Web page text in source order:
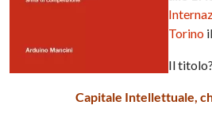
Torino
Il titolo?
Capitale Intellettuale,